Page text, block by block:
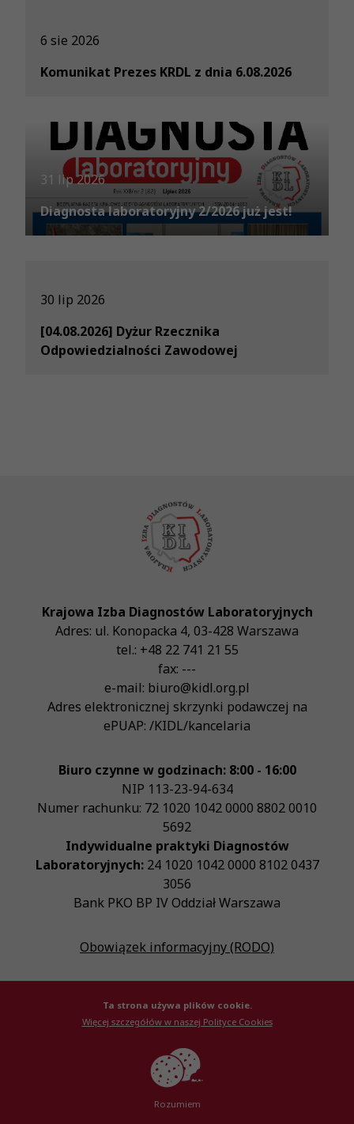
6 sie 2026
Komunikat Prezes KRDL z dnia 6.08.2026
31 lip 2026
Diagnosta laboratoryjny 2/2026 już jest!
30 lip 2026
[04.08.2026] Dyżur Rzecznika
Odpowiedzialności Zawodowej
Krajowa Izba Diagnostów Laboratoryjnych
Adres: ul. Konopacka 4, 03-428 Warszawa
tel.: +48 22 741 21 55
fax: ---
e-mail: biuro@kidl.org.pl
Adres elektronicznej skrzynki podawczej na
ePUAP: /KIDL/kancelaria
Biuro czynne w godzinach: 8:00 - 16:00
NIP 113-23-94-634
Numer rachunku: 72 1020 1042 0000 8802 0010
5692
Indywidualne praktyki Diagnostów
Laboratoryjnych:24 1020 1042 0000 8102 0437
3056
Bank PKO BP IV Oddział Warszawa
Obowiązek informacyjny (RODO)
© Krajowa Izba Diagnostów Laboratoryjnych 2026
Created by
Ta strona używa plików cookie.
Więcej szczegółów w naszej Polityce Cookies
Rozumiem